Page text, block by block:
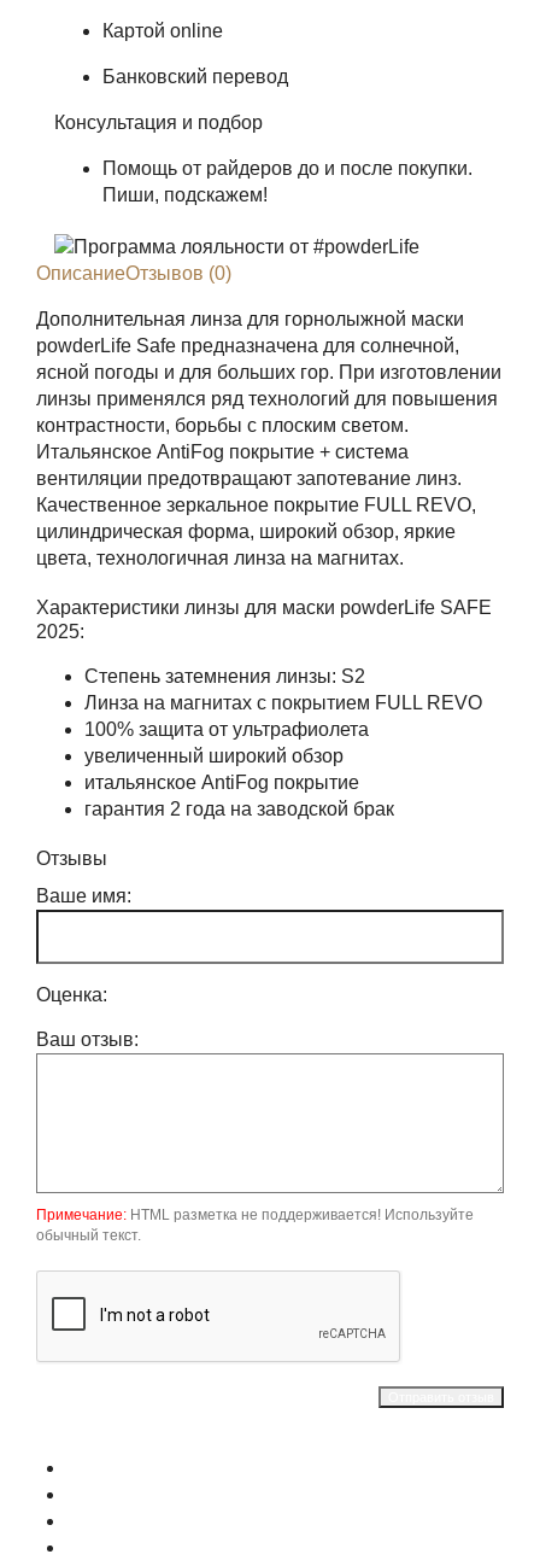
Картой online
Банковский перевод
Консультация и подбор
Помощь от райдеров до и после покупки.
Пиши, подскажем!
ОписаниеОтзывов (0)
Дополнительная линза для горнолыжной маски
powderLife Safe предназначена для солнечной,
ясной погоды и для больших гор. При изготовлении
линзы применялся ряд технологий для повышения
контрастности, борьбы с плоским светом.
Итальянское AntiFog покрытие + система
вентиляции предотвращают запотевание линз.
Качественное зеркальное покрытие FULL REVO,
цилиндрическая форма, широкий обзор, яркие
цвета, технологичная линза на магнитах.
Характеристики линзы для маски powderLife SAFE
2025:
Степень затемнения линзы: S2
Линза на магнитах с покрытием FULL REVO
100% защита от ультрафиолета
увеличенный широкий обзор
итальянское AntiFog покрытие
гарантия 2 года на заводской брак
Отзывы
Ваше имя:
Оценка:
Ваш отзыв:
Примечание: HTML разметка не поддерживается! Используйте
обычный текст.